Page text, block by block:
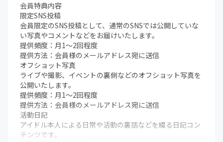
会員特典内容
限定SNS投稿
会員限定のSNS投稿として、通常のSNSでは公開していな
い写真やコメントなどをお届けいたします。
提供頻度：月1〜2回程度
提供方法：会員様のメールアドレス宛に送信
オフショット写真
ライブや撮影、イベントの裏側などのオフショット写真を
公開いたします。
提供頻度：月1〜2回程度
提供方法：会員様のメールアドレス宛に送信
活動日記
アイドル本人による日常や活動の裏話などを綴る日記コン
テンツです。